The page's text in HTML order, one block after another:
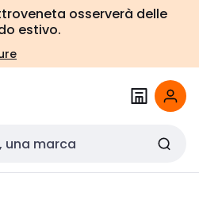
osserverà delle
estivo.